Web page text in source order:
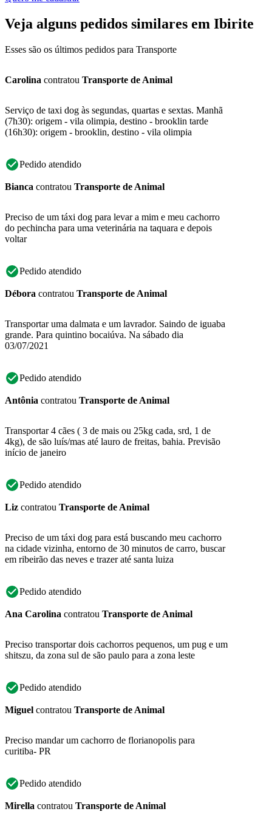
Veja alguns pedidos similares em Ibirite
Esses são os últimos pedidos para Transporte
Carolina contratou Transporte de Animal
Serviço de taxi dog às segundas, quartas e sextas. Manhã
(7h30): origem - vila olimpia, destino - brooklin tarde
(16h30): origem - brooklin, destino - vila olimpia
Pedido atendido
Bianca contratou Transporte de Animal
Preciso de um táxi dog para levar a mim e meu cachorro
do pechincha para uma veterinária na taquara e depois
voltar
Pedido atendido
Débora contratou Transporte de Animal
Transportar uma dalmata e um lavrador. Saindo de iguaba
grande. Para quintino bocaiúva. Na sábado dia
03/07/2021
Pedido atendido
Antônia contratou Transporte de Animal
Transportar 4 cães ( 3 de mais ou 25kg cada, srd, 1 de
4kg), de são luís/mas até lauro de freitas, bahia. Previsão
início de janeiro
Pedido atendido
Liz contratou Transporte de Animal
Preciso de um táxi dog para está buscando meu cachorro
na cidade vizinha, entorno de 30 minutos de carro, buscar
em ribeirão das neves e trazer até santa luiza
Pedido atendido
Ana Carolina contratou Transporte de Animal
Preciso transportar dois cachorros pequenos, um pug e um
shitszu, da zona sul de são paulo para a zona leste
Pedido atendido
Miguel contratou Transporte de Animal
Preciso mandar um cachorro de florianopolis para
curitiba- PR
Pedido atendido
Mirella contratou Transporte de Animal